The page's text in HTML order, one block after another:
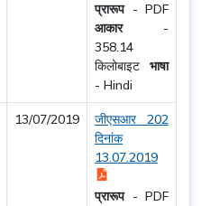
प्रारूप- PDF
आकार -
358.14
किलोबाइट भाषा
- Hindi
13/07/2019
जीएसआर 202
दिनांक
13.07.2019
प्रारूप- PDF